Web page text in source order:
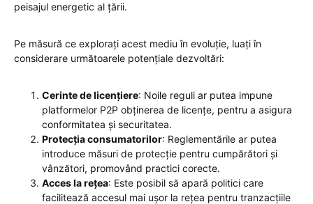
peisajul energetic al țării.
Pe măsură ce explorați acest mediu în evoluție, luați în
considerare următoarele potențiale dezvoltări:
Cerinte de licențiere: Noile reguli ar putea impune
platformelor P2P obținerea de licențe, pentru a asigura
conformitatea și securitatea.
Protecția consumatorilor: Reglementările ar putea
introduce măsuri de protecție pentru cumpărători și
vânzători, promovând practici corecte.
Acces la rețea: Este posibil să apară politici care
facilitează accesul mai ușor la rețea pentru tranzacțiile